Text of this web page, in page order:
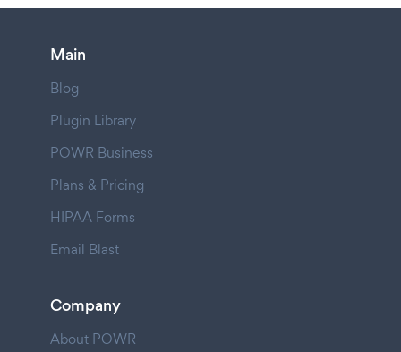
Main
Blog
Plugin Library
POWR Business
Plans & Pricing
HIPAA Forms
Email Blast
Company
About POWR